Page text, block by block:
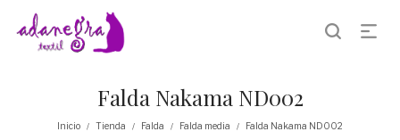
Falda Nakama ND002
Inicio / Tienda / Falda / Falda media / Falda Nakama ND002